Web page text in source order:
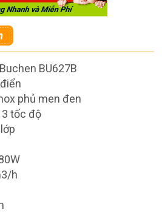
BU627B
phủ men đen
tốc độ
h